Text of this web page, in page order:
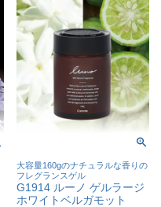
大容量160gのナチュラルな香りの
フレグランスゲル
G1914 ルーノ ゲルラージ
ホワイトベルガモット